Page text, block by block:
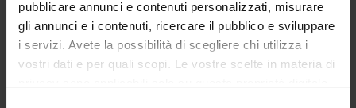
pubblicare annunci e contenuti personalizzati, misurare
gli annunci e i contenuti, ricercare il pubblico e sviluppare
i servizi. Avete la possibilità di scegliere chi utilizza i
vostri dati e per quali scopi. Le vostre scelte in materia di
UFFICI E STRUTTURE DI SERVIZIO
SERVIZI DI SEGRETERIA STUDENTI
STRUTTURE DEL DIPARTIMENTO